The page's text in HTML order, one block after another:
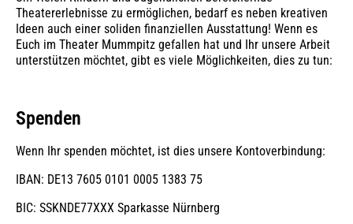
Theatererlebnisse zu ermöglichen, bedarf es neben kreativen
Ideen auch einer soliden finanziellen Ausstattung! Wenn es
Euch im Theater Mummpitz gefallen hat und Ihr unsere Arbeit
unterstützen möchtet, gibt es viele Möglichkeiten, dies zu tun:
Spenden
Wenn Ihr spenden möchtet, ist dies unsere Kontoverbindung:
IBAN: DE13 7605 0101 0005 1383 75
BIC: SSKNDE77XXX Sparkasse Nürnberg